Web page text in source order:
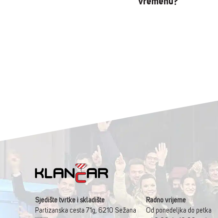
Sjedište tvrtke i skladište
Partizanska cesta 71g, 6210 Sežana
Radno vrijeme
Od ponedeljka do petka